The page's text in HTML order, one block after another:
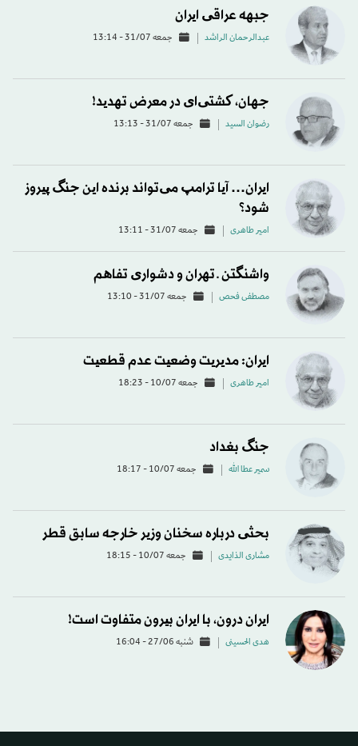
جبهه عراقی ایران
عبدالرحمان الراشد جمعه 31/07 - 13:14
جهان، کشتی‌ای در معرض تهدید!
رضوان السید جمعه 31/07 - 13:13
ایران… آیا ترامپ می‌تواند برنده این جنگ پیروز
شود؟
امیر طاهری جمعه 31/07 - 13:11
واشنگتن ـ تهران و دشواری تفاهم
مصطفی فحص جمعه 31/07 - 13:10
ایران: مدیریت وضعیت عدم قطعیت
امیر طاهری جمعه 10/07 - 18:23
جنگ بغداد
سمير عطا الله جمعه 10/07 - 18:17
بحثی درباره سخنان وزیر خارجه سابق قطر
مشاری الذایدی جمعه 10/07 - 18:15
ایران درون، با ایران بیرون متفاوت است!
هدی الحسینی شنبه 27/06 - 16:04